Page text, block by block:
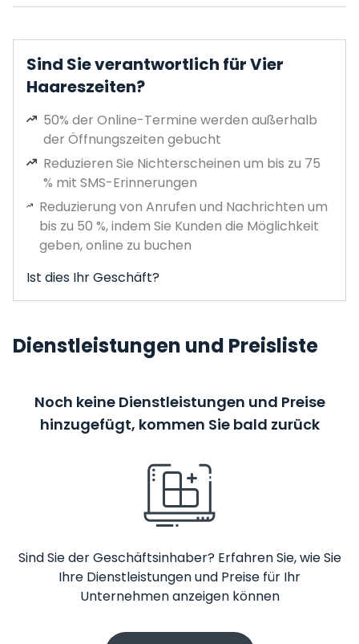
Sind Sie verantwortlich für Vier
Haareszeiten?
50% der Online-Termine werden außerhalb
der Öffnungszeiten gebucht
Reduzieren Sie Nichterscheinen um bis zu 75
% mit SMS-Erinnerungen
Reduzierung von Anrufen und Nachrichten um
bis zu 50 %, indem Sie Kunden die Möglichkeit
geben, online zu buchen
Ist dies Ihr Geschäft?
Dienstleistungen und Preisliste
Noch keine Dienstleistungen und Preise
hinzugefügt, kommen Sie bald zurück
Sind Sie der Geschäftsinhaber? Erfahren Sie, wie Sie
Ihre Dienstleistungen und Preise für Ihr
Unternehmen anzeigen können